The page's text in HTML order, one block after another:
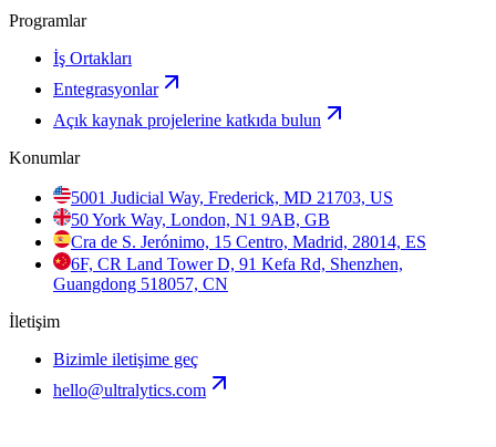
Programlar
İş Ortakları
Entegrasyonlar
Açık kaynak projelerine katkıda bulun
Konumlar
5001 Judicial Way, Frederick, MD 21703, US
50 York Way, London, N1 9AB, GB
Cra de S. Jerónimo, 15 Centro, Madrid, 28014, ES
6F, CR Land Tower D, 91 Kefa Rd, Shenzhen,
Guangdong 518057, CN
İletişim
Bizimle iletişime geç
hello@ultralytics.com